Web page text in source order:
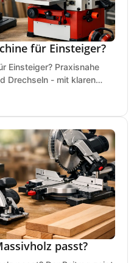
für Einsteiger?
Einsteiger? Praxisnahe
Drechseln - mit klaren
passt?